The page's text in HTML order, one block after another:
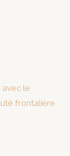
avec le
frontalière